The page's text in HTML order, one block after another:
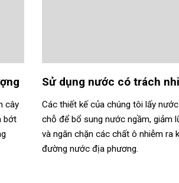
cây
bớt
Sử dụng nước có trách
Các thiết kế của chúng tôi lấy
chỗ để bổ sung nước ngầm, giảm
và ngăn chặn các chất ô nhiễm ra
đường nước địa phương.